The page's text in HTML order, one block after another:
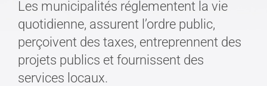
Les municipalités réglementent la vie
quotidienne, assurent l’ordre public,
perçoivent des taxes, entreprennent des
projets publics et fournissent des
services locaux.